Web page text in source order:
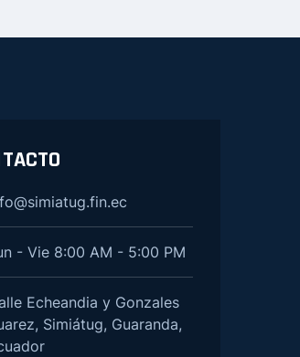
- Vie 8:00 AM - 5:00 PM
Echeandia y Gonzales
Simiátug, Guaranda,